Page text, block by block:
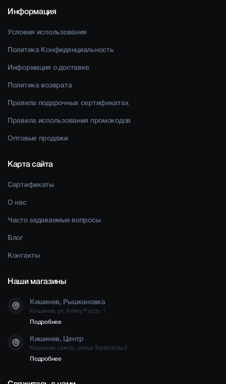
Информация
Условия использования
Политика Конфиденциальность
Информация о доставке
Политика возврата
Правила подарочных сертификатах
Правила использования промокодов
Оптовые продажи
Карта сайта
Сертификаты
О нас
Часто задаваемые вопросы
Блог
Контакты
Наши магазины
Кишинев, Рышкановка
Кишинев, ул. Алеку Руссо, 1
Подробнее
Кишинев, Центр
Кишинев, Центр, улица Тирасполь 5
Подробнее